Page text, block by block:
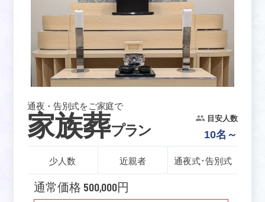
通夜・告別式をご家庭で
家族葬プラン
目安人数
10名～
少人数 近親者 通夜式･告別式
通常価格 500,000円